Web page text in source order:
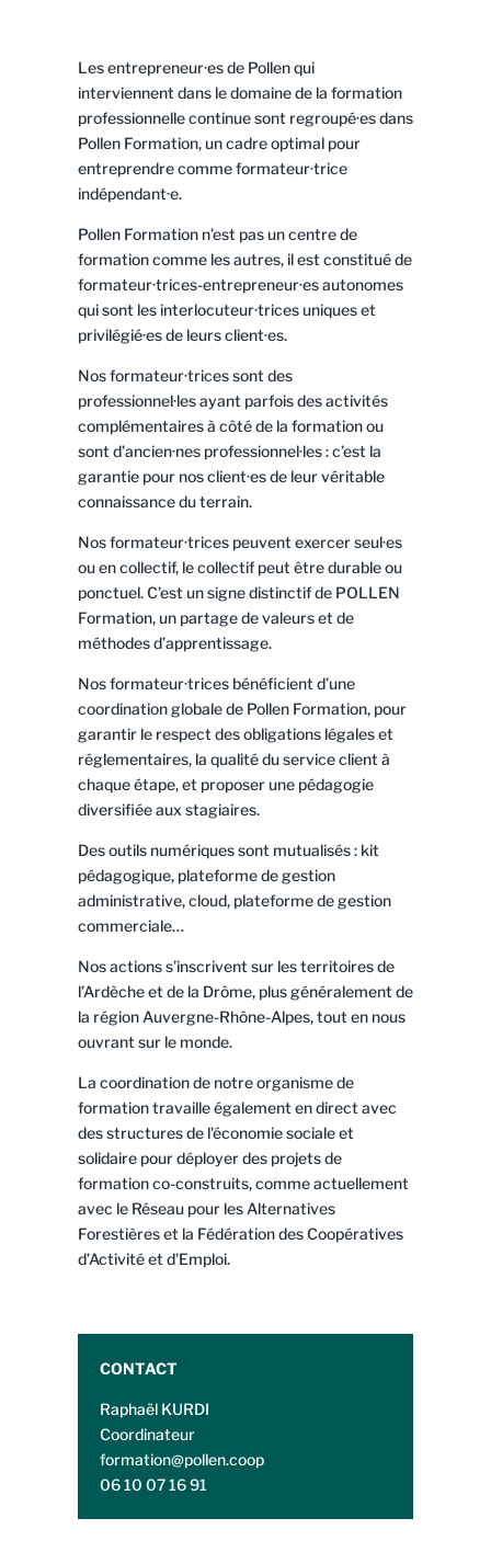
Les entrepreneur·es de Pollen qui
interviennent dans le domaine de la formation
professionnelle continue sont regroupé·es dans
Pollen Formation, un cadre optimal pour
entreprendre comme formateur·trice
indépendant·e.
Pollen Formation n’est pas un centre de
formation comme les autres, il est constitué de
formateur·trices-entrepreneur·es autonomes
qui sont les interlocuteur·trices uniques et
privilégié·es de leurs client·es.
Nos formateur·trices sont des
professionnel·les ayant parfois des activités
complémentaires à côté de la formation ou
sont d’ancien·nes professionnel·les : c’est la
garantie pour nos client·es de leur véritable
connaissance du terrain.
Nos formateur·trices peuvent exercer seul·es
ou en collectif, le collectif peut être durable ou
ponctuel. C’est un signe distinctif de POLLEN
Formation, un partage de valeurs et de
méthodes d’apprentissage.
Nos formateur·trices bénéficient d’une
coordination globale de Pollen Formation, pour
garantir le respect des obligations légales et
réglementaires, la qualité du service client à
chaque étape, et proposer une pédagogie
diversifiée aux stagiaires.
Des outils numériques sont mutualisés : kit
pédagogique, plateforme de gestion
administrative, cloud, plateforme de gestion
commerciale…
Nos actions s’inscrivent sur les territoires de
l’Ardèche et de la Drôme, plus généralement de
la région Auvergne-Rhône-Alpes, tout en nous
ouvrant sur le monde.
La coordination de notre organisme de
formation travaille également en direct avec
des structures de l’économie sociale et
solidaire pour déployer des projets de
formation co-construits, comme actuellement
avec le Réseau pour les Alternatives
Forestières et la Fédération des Coopératives
d’Activité et d’Emploi.
CONTACT
Raphaël KURDI
Coordinateur
formation@pollen.coop
06 10 07 16 91